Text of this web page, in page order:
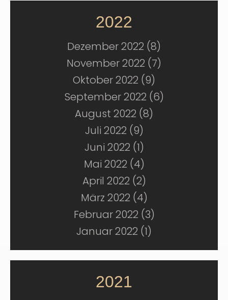
2022
Dezember 2022 (8)
November 2022 (7)
Oktober 2022 (9)
September 2022 (6)
August 2022 (8)
Juli 2022 (9)
Juni 2022 (1)
Mai 2022 (4)
April 2022 (2)
März 2022 (4)
Februar 2022 (3)
Januar 2022 (1)
2021